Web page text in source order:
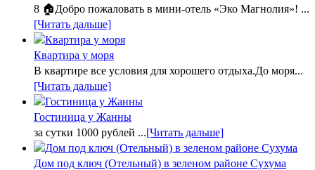
8 🏠Добро пожаловать в мини-отель «Эко Магнолия»! ...
[Читать дальше]
Квартира у моря
В квартире все условия для хорошего отдыха.До моря...
[Читать дальше]
Гостиница у Жанны
за сутки 1000 рублей ...[Читать дальше]
Дом под ключ (Отельный) в зеленом районе Сухума